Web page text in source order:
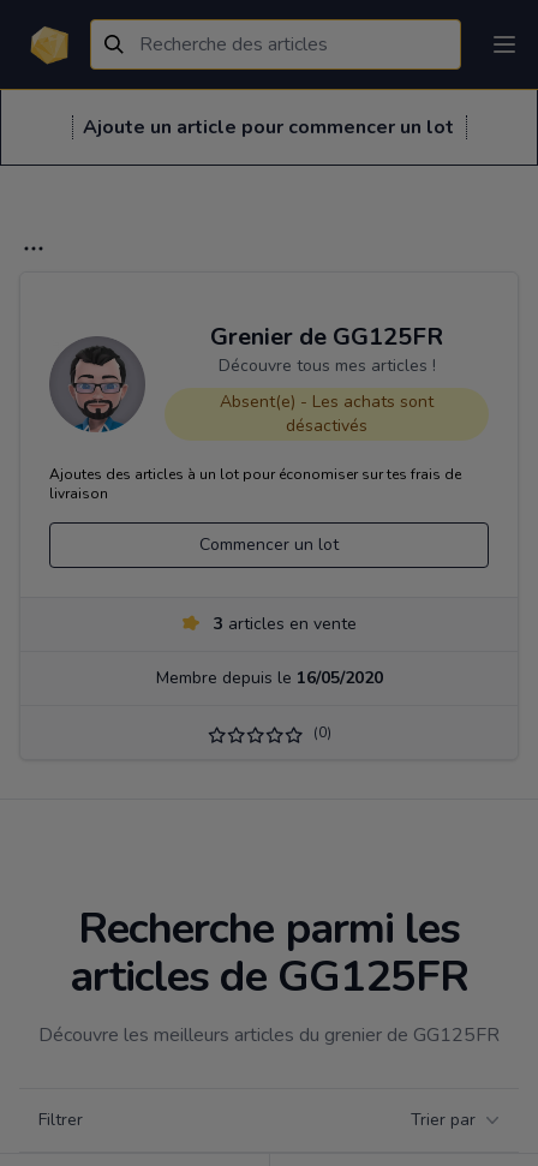
Grenier de GG125FR
Découvre tous mes articles !
Absent(e) - Les achats sont
désactivés
Ajoutes des articles à un lot pour économiser sur tes frais de
livraison
Commencer un lot
3 articles en vente
Membre depuis le 16/05/2020
(0)
Recherche parmi les
articles de GG125FR
Découvre les meilleurs articles du grenier de GG125FR
Filtrer Trier par
Ajoute un article pour commencer un lot